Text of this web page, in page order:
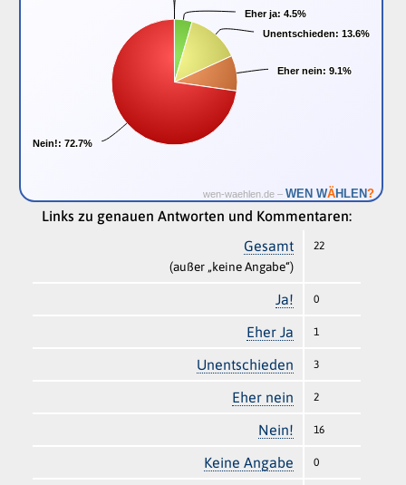
Eher ja: 4.5%
Eher ja: 4.5%
Unentschieden: 13.6%
Unentschieden: 13.6%
Eher nein: 9.1%
Eher nein: 9.1%
Nein!: 72.7%
Nein!: 72.7%
wen-waehlen.de – WEN WÄHLEN?
Links zu genauen Antworten und Kommentaren:
Gesamt
(außer „keine Angabe“)
22
Ja! 0
Eher Ja 1
Unentschieden 3
Eher nein 2
Nein! 16
Keine Angabe 0